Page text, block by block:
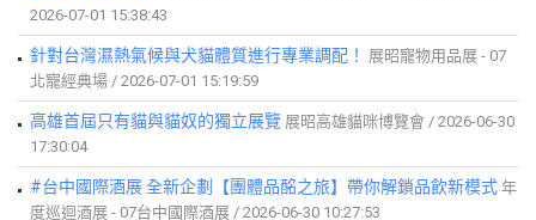
2026-07-01 15:38:43
針對台灣濕熱氣候與犬貓體質進行專業調配！
展昭寵物用品展 - 07
北寵經典場 / 2026-07-01 15:19:59
高雄首屆只有貓與貓奴的獨立展覽 展昭高雄貓咪博覽會 / 2026-06-30
17:30:04
#台中國際酒展 全新企劃【團體品酩之旅】帶你解鎖品飲新模式 年
度巡迴酒展 - 07台中國際酒展 / 2026-06-30 10:27:53